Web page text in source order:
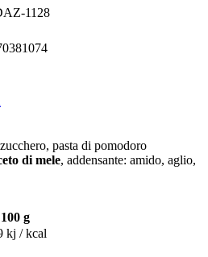
1128
pasta di pomodoro
di mele, addensante: amido, aglio,
g
kj / kcal